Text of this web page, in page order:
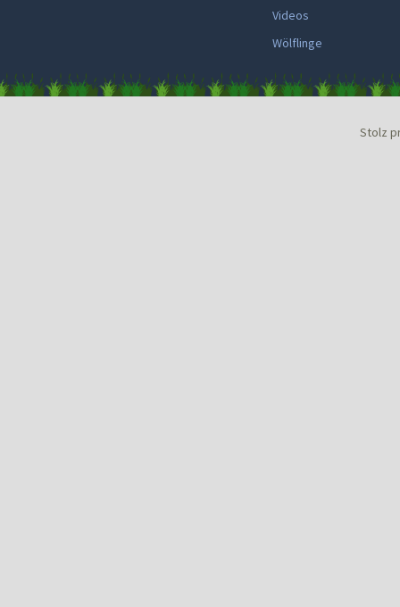
Videos
Wölflinge
Stolz